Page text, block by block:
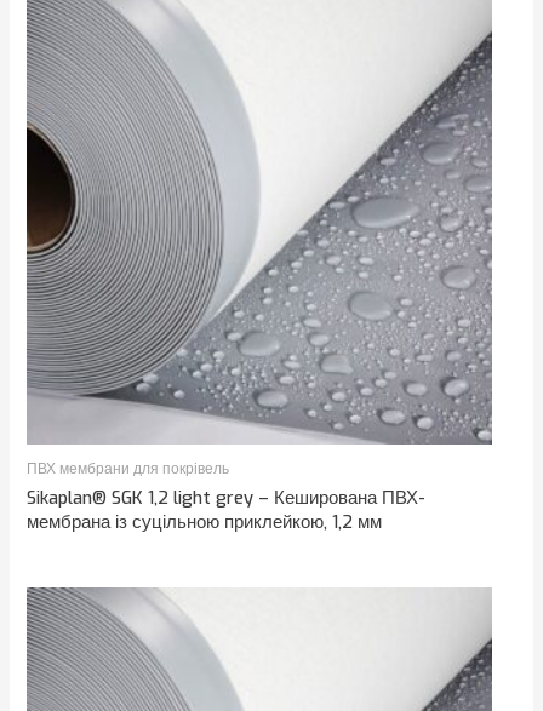
ПВХ мембрани для покрівель
Sikaplan® SGK 1,2 light grey – Кеширована ПВХ-
мембрана із суцільною приклейкою, 1,2 мм